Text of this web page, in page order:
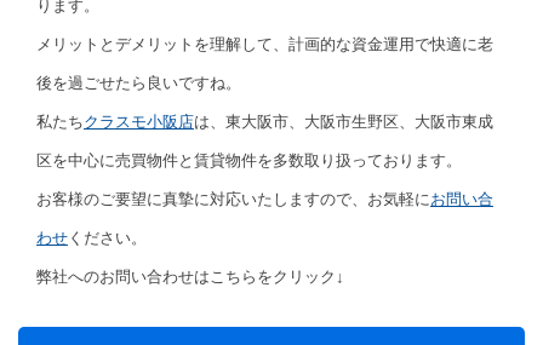
ります。
メリットとデメリットを理解して、計画的な資金運用で快適に老
後を過ごせたら良いですね。
私たちクラスモ小阪店は、東大阪市、大阪市生野区、大阪市東成
区を中心に売買物件と賃貸物件を多数取り扱っております。
お客様のご要望に真摯に対応いたしますので、お気軽に お問い合
わせ ください。
弊社へのお問い合わせはこちらをクリック↓